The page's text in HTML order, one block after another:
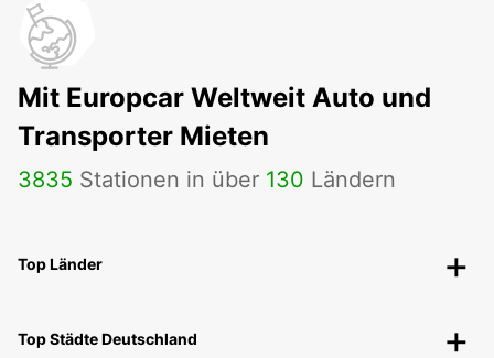
Mit Europcar Weltweit Auto und
Transporter Mieten
3835 Stationen in über 130 Ländern
Top Länder
Top Städte Deutschland